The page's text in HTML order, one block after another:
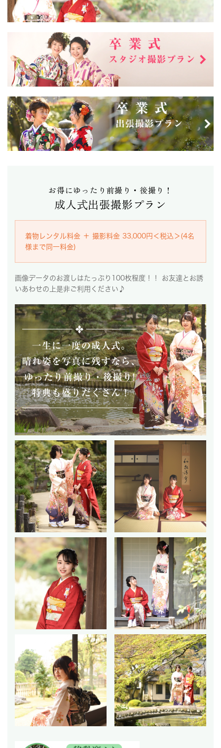
お得にゆったり前撮り・後撮り！
成人式出張撮影プラン
着物レンタル料金 ＋ 撮影料金 33,000円＜税込＞(4名
様まで同一料金)
画像データのお渡しはたっぷり100枚程度！！ お友達とお誘
いあわせの上是非ご利用ください♪